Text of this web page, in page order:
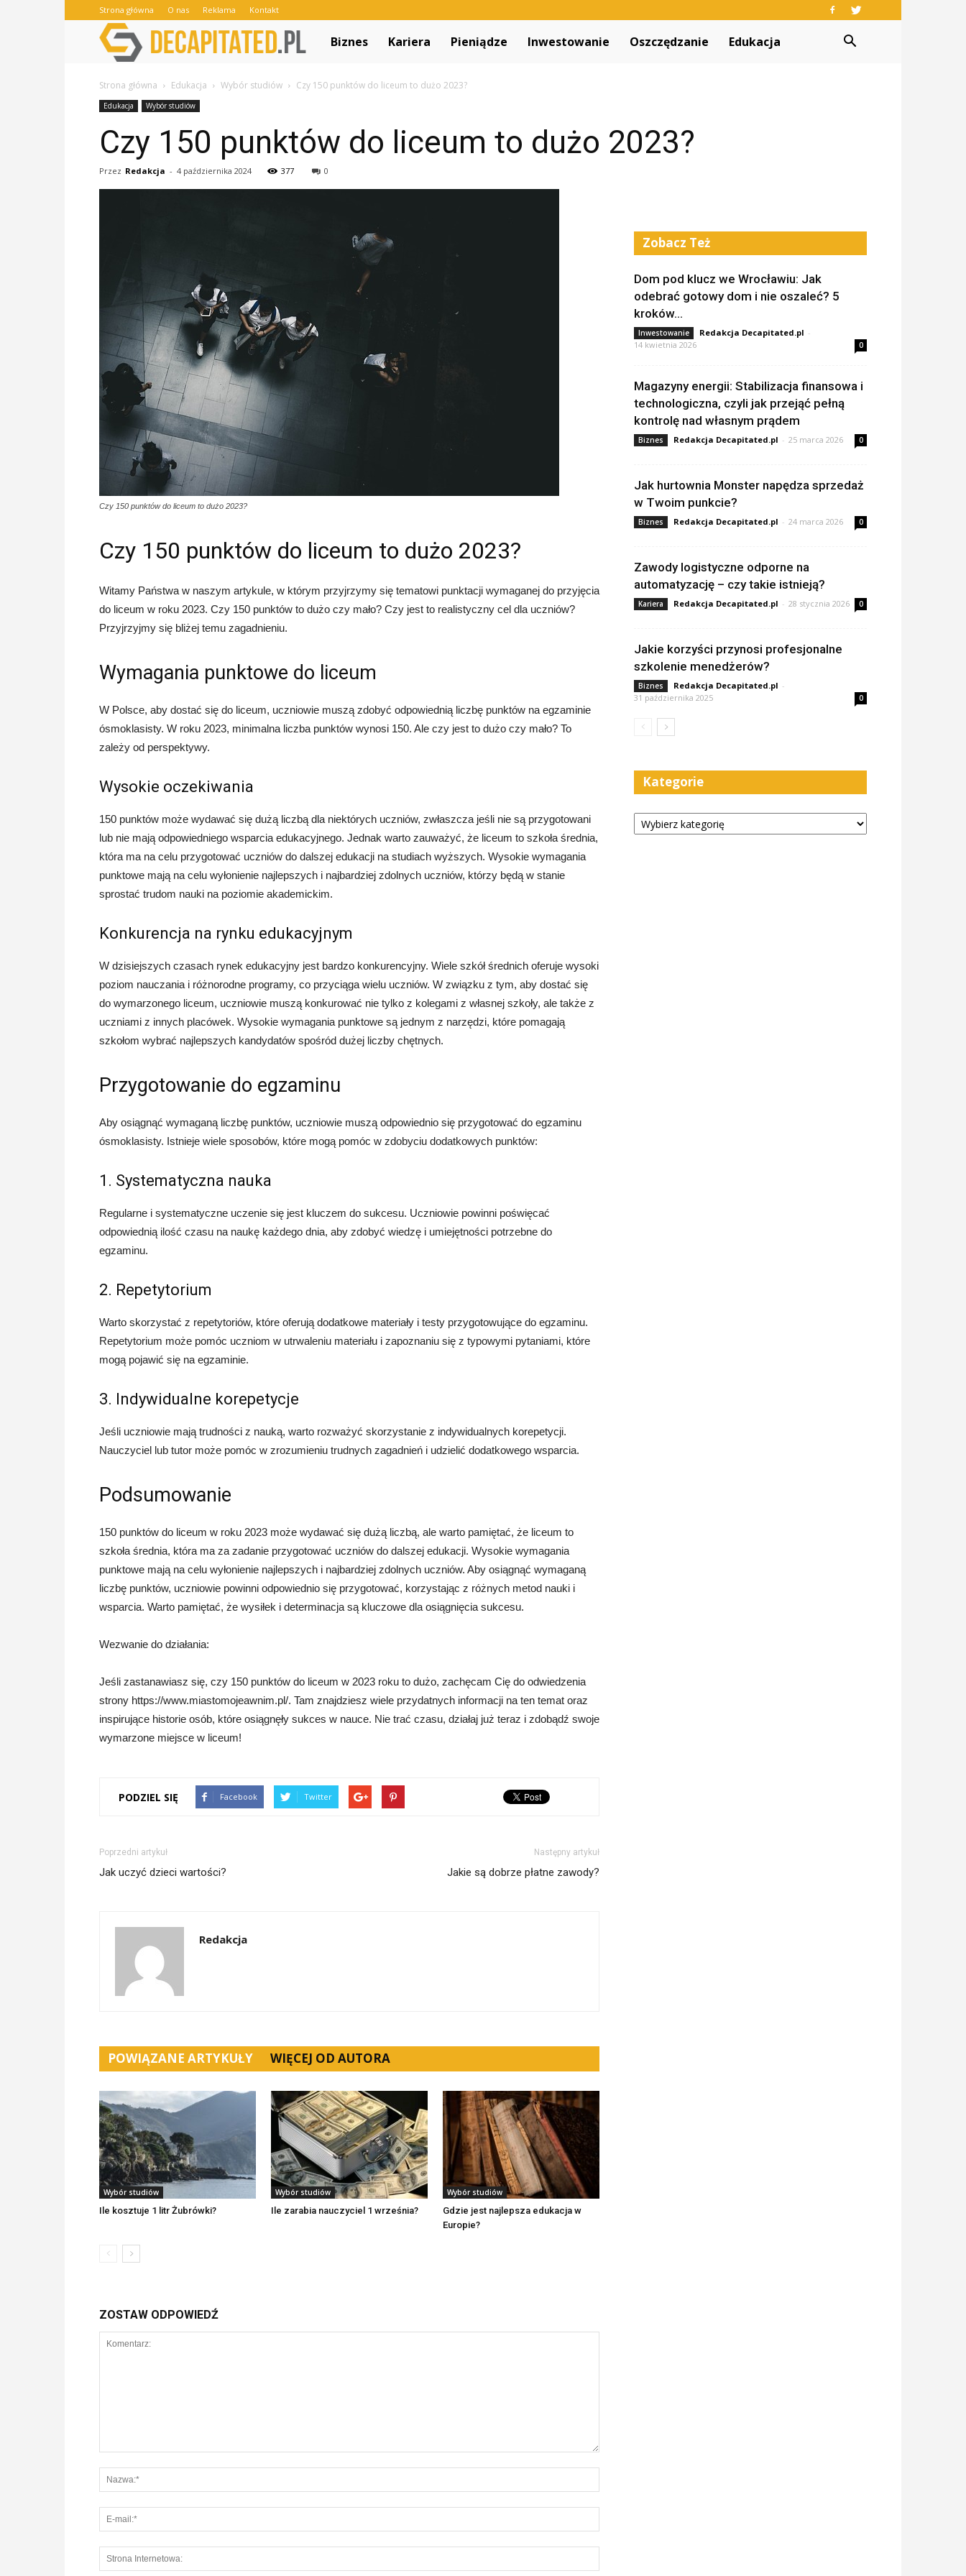
Strona główna O nas Reklama Kontakt
Decapitated.pl
Biznes Kariera Pieniądze Inwestowanie Oszczędzanie Edukacja
Strona główna Edukacja Wybór studiów Czy 150 punktów do liceum to dużo 2023?
Edukacja Wybór studiów
Czy 150 punktów do liceum to dużo 2023?
Przez Redakcja - 4 października 2024 377 0
Czy 150 punktów do liceum to dużo 2023?
Czy 150 punktów do liceum to dużo 2023?
Witamy Państwa w naszym artykule, w którym przyjrzymy się tematowi punktacji wymaganej do przyjęcia
do liceum w roku 2023. Czy 150 punktów to dużo czy mało? Czy jest to realistyczny cel dla uczniów?
Przyjrzyjmy się bliżej temu zagadnieniu.
Wymagania punktowe do liceum
W Polsce, aby dostać się do liceum, uczniowie muszą zdobyć odpowiednią liczbę punktów na egzaminie
ósmoklasisty. W roku 2023, minimalna liczba punktów wynosi 150. Ale czy jest to dużo czy mało? To
zależy od perspektywy.
Wysokie oczekiwania
150 punktów może wydawać się dużą liczbą dla niektórych uczniów, zwłaszcza jeśli nie są przygotowani
lub nie mają odpowiedniego wsparcia edukacyjnego. Jednak warto zauważyć, że liceum to szkoła średnia,
która ma na celu przygotować uczniów do dalszej edukacji na studiach wyższych. Wysokie wymagania
punktowe mają na celu wyłonienie najlepszych i najbardziej zdolnych uczniów, którzy będą w stanie
sprostać trudom nauki na poziomie akademickim.
Konkurencja na rynku edukacyjnym
W dzisiejszych czasach rynek edukacyjny jest bardzo konkurencyjny. Wiele szkół średnich oferuje wysoki
poziom nauczania i różnorodne programy, co przyciąga wielu uczniów. W związku z tym, aby dostać się
do wymarzonego liceum, uczniowie muszą konkurować nie tylko z kolegami z własnej szkoły, ale także z
uczniami z innych placówek. Wysokie wymagania punktowe są jednym z narzędzi, które pomagają
szkołom wybrać najlepszych kandydatów spośród dużej liczby chętnych.
Przygotowanie do egzaminu
Aby osiągnąć wymaganą liczbę punktów, uczniowie muszą odpowiednio się przygotować do egzaminu
ósmoklasisty. Istnieje wiele sposobów, które mogą pomóc w zdobyciu dodatkowych punktów:
1. Systematyczna nauka
Regularne i systematyczne uczenie się jest kluczem do sukcesu. Uczniowie powinni poświęcać
odpowiednią ilość czasu na naukę każdego dnia, aby zdobyć wiedzę i umiejętności potrzebne do
egzaminu.
2. Repetytorium
Warto skorzystać z repetytoriów, które oferują dodatkowe materiały i testy przygotowujące do egzaminu.
Repetytorium może pomóc uczniom w utrwaleniu materiału i zapoznaniu się z typowymi pytaniami, które
mogą pojawić się na egzaminie.
3. Indywidualne korepetycje
Jeśli uczniowie mają trudności z nauką, warto rozważyć skorzystanie z indywidualnych korepetycji.
Nauczyciel lub tutor może pomóc w zrozumieniu trudnych zagadnień i udzielić dodatkowego wsparcia.
Podsumowanie
150 punktów do liceum w roku 2023 może wydawać się dużą liczbą, ale warto pamiętać, że liceum to
szkoła średnia, która ma za zadanie przygotować uczniów do dalszej edukacji. Wysokie wymagania
punktowe mają na celu wyłonienie najlepszych i najbardziej zdolnych uczniów. Aby osiągnąć wymaganą
liczbę punktów, uczniowie powinni odpowiednio się przygotować, korzystając z różnych metod nauki i
wsparcia. Warto pamiętać, że wysiłek i determinacja są kluczowe dla osiągnięcia sukcesu.
Wezwanie do działania:
Jeśli zastanawiasz się, czy 150 punktów do liceum w 2023 roku to dużo, zachęcam Cię do odwiedzenia
strony https://www.miastomojeawnim.pl/. Tam znajdziesz wiele przydatnych informacji na ten temat oraz
inspirujące historie osób, które osiągnęły sukces w nauce. Nie trać czasu, działaj już teraz i zdobądź swoje
wymarzone miejsce w liceum!
PODZIEL SIĘ Facebook Twitter
Poprzedni artykuł
Jak uczyć dzieci wartości?
Następny artykuł
Jakie są dobrze płatne zawody?
Redakcja
POWIĄZANE ARTYKUŁY WIĘCEJ OD AUTORA
Wybór studiów
Ile kosztuje 1 litr Żubrówki?
Wybór studiów
Ile zarabia nauczyciel 1 września?
Wybór studiów
Gdzie jest najlepsza edukacja w
Europie?
ZOSTAW ODPOWIEDŹ
Zobacz Też
Dom pod klucz we Wrocławiu: Jak
odebrać gotowy dom i nie oszaleć? 5
kroków...
Inwestowanie Redakcja Decapitated.pl -
14 kwietnia 2026
0
Magazyny energii: Stabilizacja finansowa i
technologiczna, czyli jak przejąć pełną
kontrolę nad własnym prądem
Biznes Redakcja Decapitated.pl - 25 marca 2026 0
Jak hurtownia Monster napędza sprzedaż
w Twoim punkcie?
Biznes Redakcja Decapitated.pl - 24 marca 2026 0
Zawody logistyczne odporne na
automatyzację – czy takie istnieją?
Kariera Redakcja Decapitated.pl - 28 stycznia 2026 0
Jakie korzyści przynosi profesjonalne
szkolenie menedżerów?
Biznes Redakcja Decapitated.pl -
31 października 2025
0
Kategorie
Kategorie